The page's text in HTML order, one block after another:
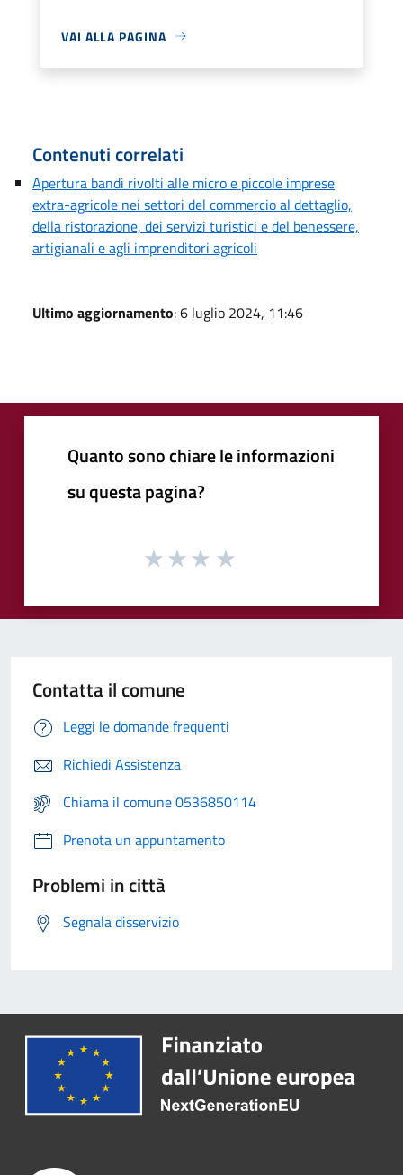
VAI ALLA PAGINA
Contenuti correlati
Apertura bandi rivolti alle micro e piccole imprese
extra-agricole nei settori del commercio al dettaglio,
della ristorazione, dei servizi turistici e del benessere,
artigianali e agli imprenditori agricoli
Ultimo aggiornamento: 6 luglio 2024, 11:46
Quanto sono chiare le informazioni
su questa pagina?
Contatta il comune
Leggi le domande frequenti
Richiedi Assistenza
Chiama il comune 0536850114
Prenota un appuntamento
Problemi in città
Segnala disservizio